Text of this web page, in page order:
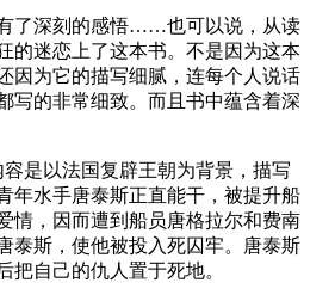
了深刻的感悟……也可以说，从读
的迷恋上了这本书。不是因为这本
因为它的描写细腻，连每个人说话
写的非常细致。而且书中蕴含着深
是以法国复辟王朝为背景，描写
年水手唐泰斯正直能干，被提升船
情，因而遭到船员唐格拉尔和费南
泰斯，使他被投入死囚牢。唐泰斯
把自己的仇人置于死地。